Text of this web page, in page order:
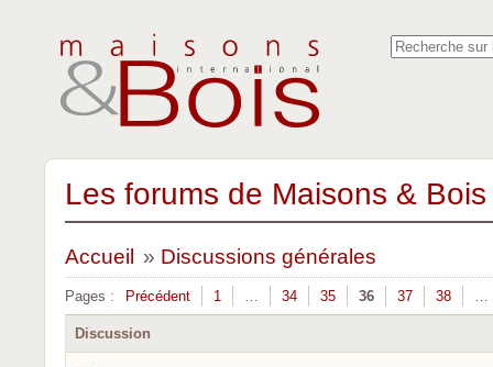
Les forums de Maisons &
Accueil » Discussions générales
Pages : Précédent 1 … 34 35 36 37 38 …
Discussion